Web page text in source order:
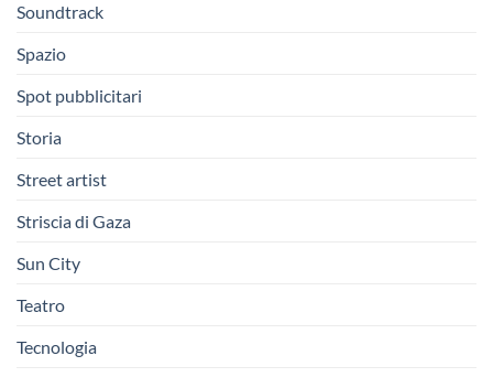
Soundtrack
Spazio
Spot pubblicitari
Storia
Street artist
Striscia di Gaza
Sun City
Teatro
Tecnologia